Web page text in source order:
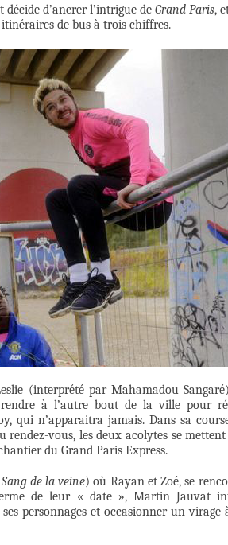
d’ancrer l’intrigue de Grand Paris,
itinéraires de bus à trois chiffres.
(interprété par Mahamadou
à l’autre bout de la ville pour
qui n’apparaitra jamais. Dans sa
vous, les deux acolytes se
du Grand Paris Express.
de la veine) où Rayan et Zoé, se
de leur « date », Martin Jauvat
personnages et occasionner un